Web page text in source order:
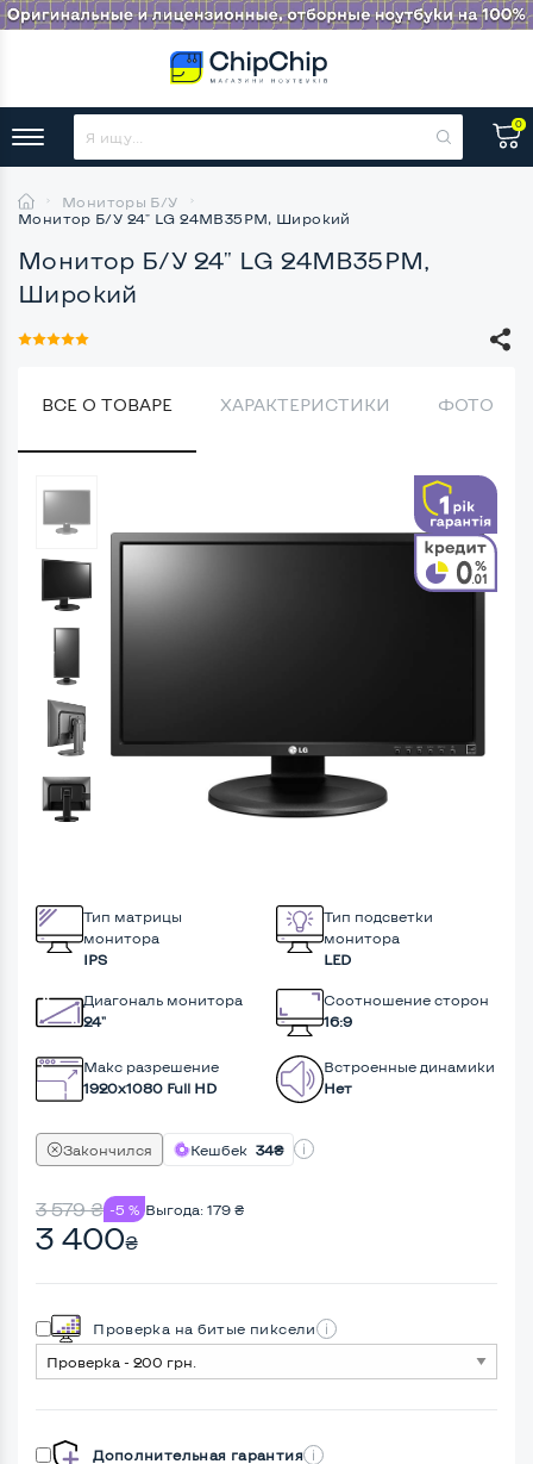
0
Мониторы Б/У
Монитор Б/У 24" LG 24MB35PM, Широкий
Монитор Б/У 24" LG 24MB35PM,
Широкий
ВСЕ О ТОВАРЕ ХАРАКТЕРИСТИКИ ФОТО
Тип матрицы
монитора
IPS
Тип подсветки
монитора
LED
Диагональ монитора
24"
Соотношение сторон
16:9
Макс разрешение
1920x1080 Full HD
Встроенные динамики
Нет
Закончился Кешбек 34₴
3 579₴ -5 % Выгода: 179 ₴
3 400₴
Проверка на битые пиксели
Дополнительная гарантия